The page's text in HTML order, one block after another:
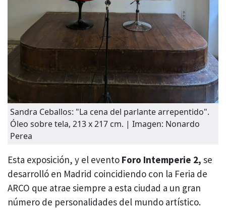
Sandra Ceballos: "La cena del parlante arrepentido".
Óleo sobre tela, 213 x 217 cm. | Imagen: Nonardo
Perea
Esta exposición, y el evento Foro Intemperie 2, se
desarrolló en Madrid coincidiendo con la Feria de
ARCO que atrae siempre a esta ciudad a un gran
número de personalidades del mundo artístico.